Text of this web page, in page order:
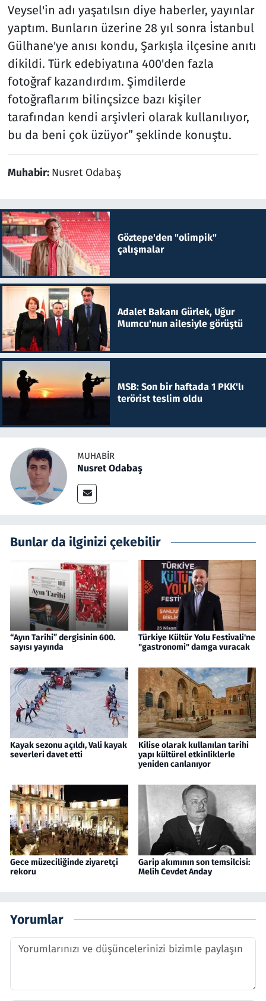
Veysel'in adı yaşatılsın diye haberler, yayınlar
yaptım. Bunların üzerine 28 yıl sonra İstanbul
Gülhane'ye anısı kondu, Şarkışla ilçesine anıtı
dikildi. Türk edebiyatına 400'den fazla
fotoğraf kazandırdım. Şimdilerde
fotoğraflarım bilinçsizce bazı kişiler
tarafından kendi arşivleri olarak kullanılıyor,
bu da beni çok üzüyor” şeklinde konuştu.
Muhabir: Nusret Odabaş
Göztepe'den "olimpik"
çalışmalar
Adalet Bakanı Gürlek, Uğur
Mumcu'nun ailesiyle görüştü
MSB: Son bir haftada 1 PKK'lı
terörist teslim oldu
MUHABIR
Nusret Odabaş
Bunlar da ilginizi çekebilir
“Ayın Tarihi” dergisinin 600.
sayısı yayında
Türkiye Kültür Yolu Festivali'ne
"gastronomi" damga vuracak
Kayak sezonu açıldı, Vali kayak
severleri davet etti
Kilise olarak kullanılan tarihi
yapı kültürel etkinliklerle
yeniden canlanıyor
Gece müzeciliğinde ziyaretçi
rekoru
Garip akımının son temsilcisi:
Melih Cevdet Anday
Yorumlar